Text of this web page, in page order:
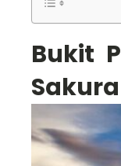
Bukit
Sakura